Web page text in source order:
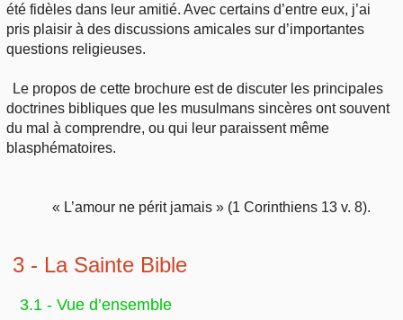
été fidèles dans leur amitié. Avec certains d’entre eux, j’ai
pris plaisir à des discussions amicales sur d’importantes
questions religieuses.
Le propos de cette brochure est de discuter les principales
doctrines bibliques que les musulmans sincères ont souvent
du mal à comprendre, ou qui leur paraissent même
blasphématoires.
« L’amour ne périt jamais » (1 Corinthiens 13 v. 8).
3 - La Sainte Bible
3.1 - Vue d’ensemble